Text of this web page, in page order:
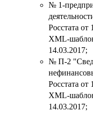
№ 1-
Росстата
XML-
14.03.2017;
№ П-2
Росстата
XML-
14.03.2017;